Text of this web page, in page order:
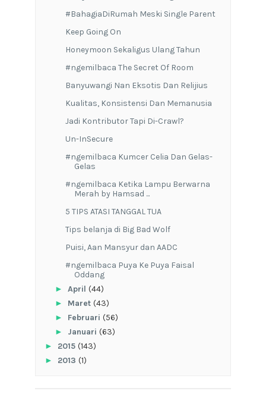
#BahagiaDiRumah Meski Single Parent
Keep Going On
Honeymoon Sekaligus Ulang Tahun
#ngemilbaca The Secret Of Room
Banyuwangi Nan Eksotis Dan Relijius
Kualitas, Konsistensi Dan Memanusia
Jadi Kontributor Tapi Di-Crawl?
Un-InSecure
#ngemilbaca Kumcer Celia Dan Gelas-
Gelas
#ngemilbaca Ketika Lampu Berwarna
Merah by Hamsad ...
5 TIPS ATASI TANGGAL TUA
Tips belanja di Big Bad Wolf
Puisi, Aan Mansyur dan AADC
#ngemilbaca Puya Ke Puya Faisal
Oddang
► April (44)
► Maret (43)
► Februari (56)
► Januari (63)
► 2015 (143)
► 2013 (1)